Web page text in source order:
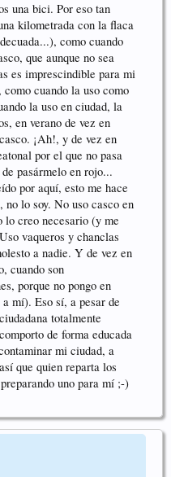
una bici. Por eso tan
kilometrada con la flaca
como cuando
que aunque no sea
es imprescindible para mi
cuando la uso como
la uso en ciudad, la
en verano de vez en
¡Ah!, y de vez en
por el que no pasa
pasármelo en rojo...
por aquí, esto me hace
lo soy. No uso casco en
lo creo necesario (y me
vaqueros y chanclas
a nadie. Y de vez en
cuando son
porque no pongo en
mí). Eso sí, a pesar de
totalmente
de forma educada
mi ciudad, a
que quien reparta los
uno para mí ;-)